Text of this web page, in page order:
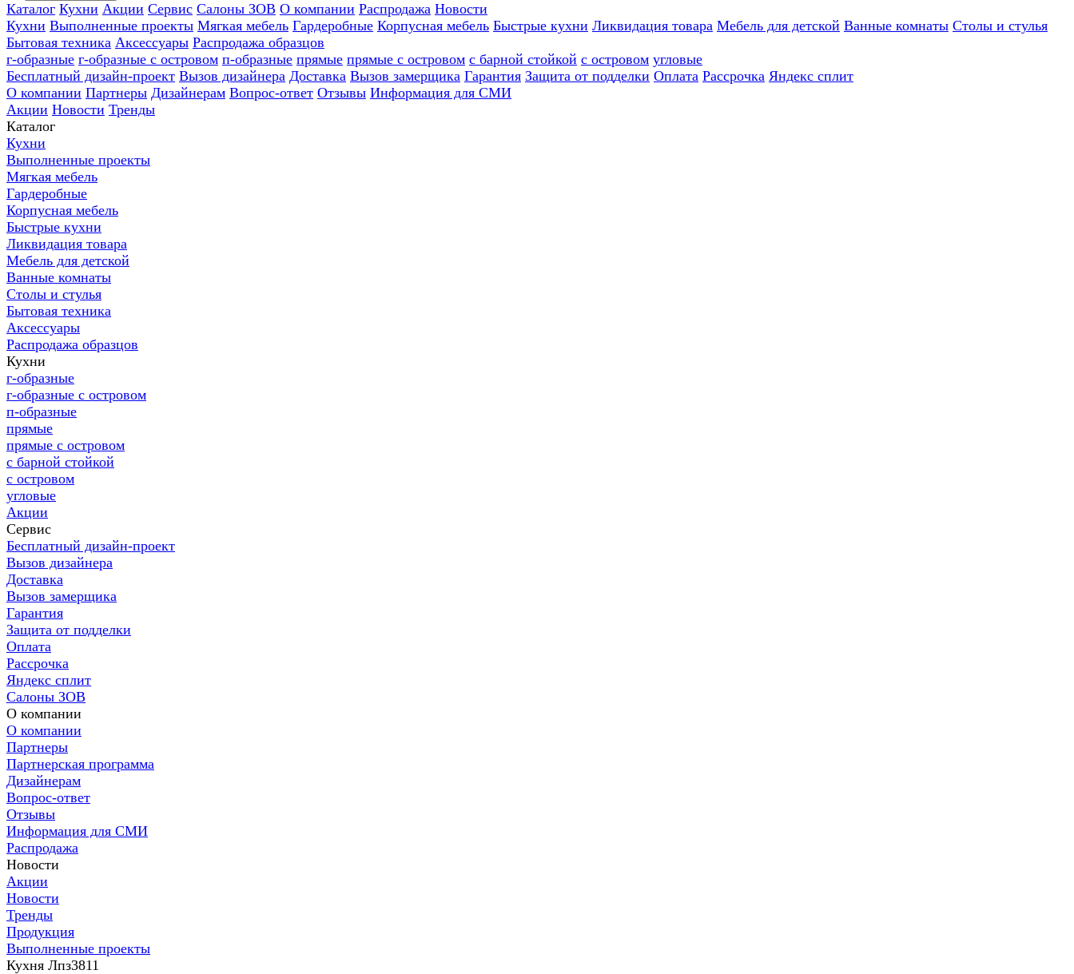
Каталог Кухни Акции Сервис Салоны ЗОВ О компании Распродажа Новости
Кухни Выполненные проекты Мягкая мебель Гардеробные Корпусная мебель Быстрые кухни Ликвидация товара Мебель для детской Ванные комнаты Столы и стулья
Бытовая техника Аксессуары Распродажа образцов
г-образные г-образные с островом п-образные прямые прямые с островом с барной стойкой с островом угловые
Бесплатный дизайн-проект Вызов дизайнера Доставка Вызов замерщика Гарантия Защита от подделки Оплата Рассрочка Яндекс сплит
О компании Партнеры Дизайнерам Вопрос-ответ Отзывы Информация для СМИ
Акции Новости Тренды
Каталог
Кухни
Выполненные проекты
Мягкая мебель
Гардеробные
Корпусная мебель
Быстрые кухни
Ликвидация товара
Мебель для детской
Ванные комнаты
Столы и стулья
Бытовая техника
Аксессуары
Распродажа образцов
Кухни
г-образные
г-образные с островом
п-образные
прямые
прямые с островом
с барной стойкой
с островом
угловые
Акции
Сервис
Бесплатный дизайн-проект
Вызов дизайнера
Доставка
Вызов замерщика
Гарантия
Защита от подделки
Оплата
Рассрочка
Яндекс сплит
Салоны ЗОВ
О компании
О компании
Партнеры
Партнерская программа
Дизайнерам
Вопрос-ответ
Отзывы
Информация для СМИ
Распродажа
Новости
Акции
Новости
Тренды
Продукция
Выполненные проекты
Кухня Лпз3811